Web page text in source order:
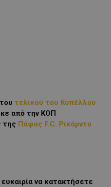
τελικού του Κυπέλλου
από την ΚΟΠ
της Πάφος F.C. Ρικάρντο
να κατακτήσετε